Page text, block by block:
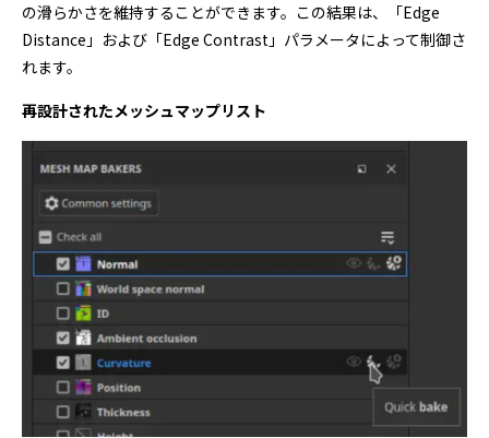
の滑らかさを維持することができます。この結果は、「Edge
Distance」および「Edge Contrast」パラメータによって制御さ
れます。
再設計されたメッシュマップリスト